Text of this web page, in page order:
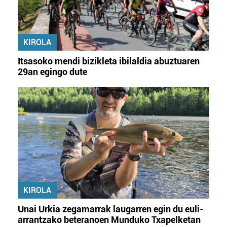
KIROLA
Itsasoko mendi bizikleta ibilaldia abuztuaren
29an egingo dute
KIROLA
Unai Urkia zegamarrak laugarren egin du euli-
arrantzako beteranoen Munduko Txapelketan